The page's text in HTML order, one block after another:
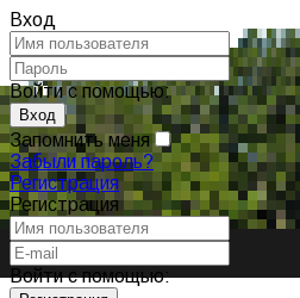
Вход
Войти с помощью:
Запомнить меня
Забыли пароль?
Регистрация
Регистрация
Войти с помощью: